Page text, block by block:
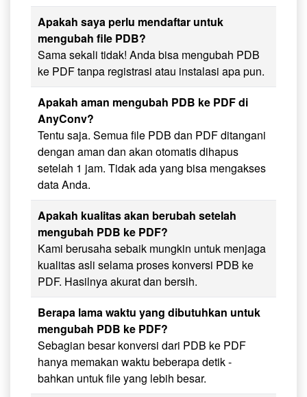
Apakah saya perlu mendaftar untuk
mengubah file PDB?
Sama sekali tidak! Anda bisa mengubah PDB
ke PDF tanpa registrasi atau instalasi apa pun.
Apakah aman mengubah PDB ke PDF di
AnyConv?
Tentu saja. Semua file PDB dan PDF ditangani
dengan aman dan akan otomatis dihapus
setelah 1 jam. Tidak ada yang bisa mengakses
data Anda.
Apakah kualitas akan berubah setelah
mengubah PDB ke PDF?
Kami berusaha sebaik mungkin untuk menjaga
kualitas asli selama proses konversi PDB ke
PDF. Hasilnya akurat dan bersih.
Berapa lama waktu yang dibutuhkan untuk
mengubah PDB ke PDF?
Sebagian besar konversi dari PDB ke PDF
hanya memakan waktu beberapa detik -
bahkan untuk file yang lebih besar.